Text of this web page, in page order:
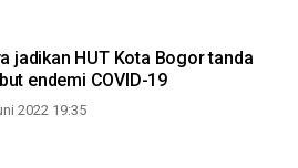
jadikan HUT Kota Bogor tanda
endemi COVID-19
2022 19:35